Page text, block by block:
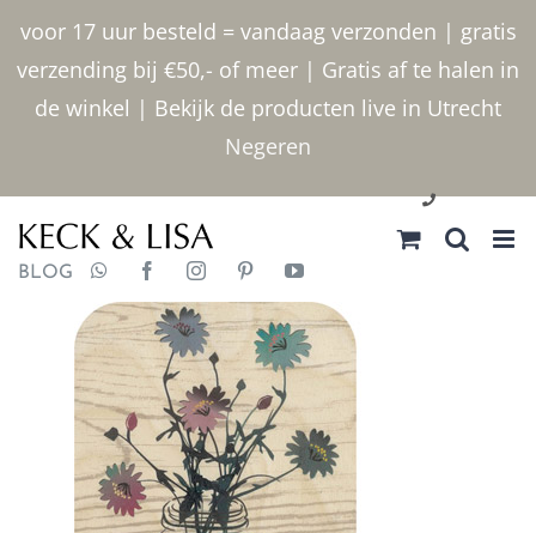
voor 17 uur besteld = vandaag verzonden | gratis
verzending bij €50,- of meer | Gratis af te halen in
de winkel | Bekijk de producten live in Utrecht
Negeren
inhoud
030 2400000
BLOG